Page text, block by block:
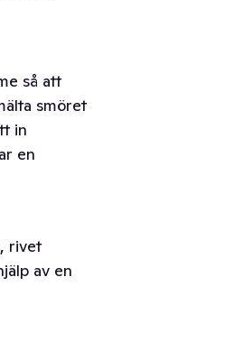
så att
smöret
in
en
rivet
av en